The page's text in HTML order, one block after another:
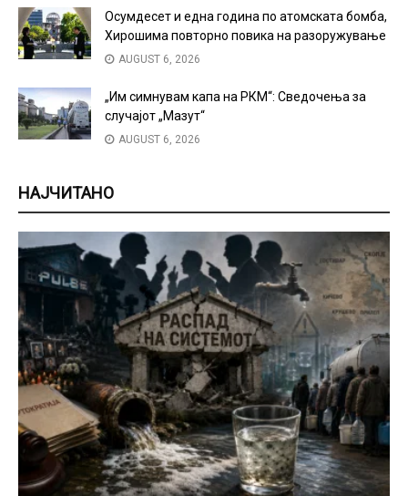
Осумдесет и една година по атомската бомба,
Хирошима повторно повика на разоружување
AUGUST 6, 2026
„Им симнувам капа на РКМ“: Сведочења за
случајот „Мазут“
AUGUST 6, 2026
НАЈЧИТАНО